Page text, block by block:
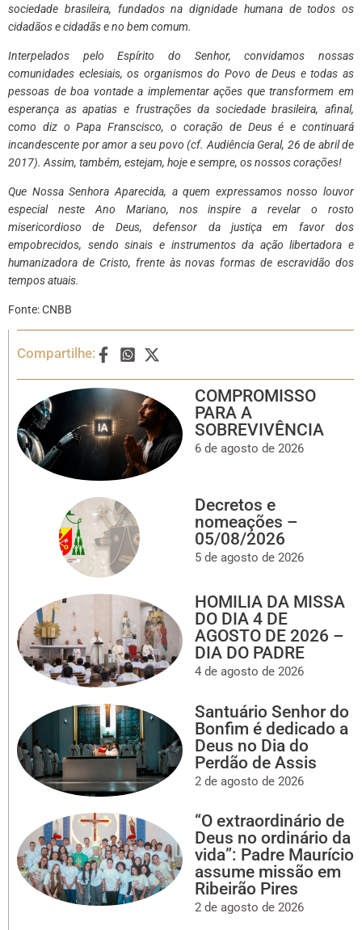
sociedade brasileira, fundados na dignidade humana de todos os
cidadãos e cidadãs e no bem comum.
Interpelados pelo Espírito do Senhor, convidamos nossas
comunidades eclesiais, os organismos do Povo de Deus e todas as
pessoas de boa vontade a implementar ações que transformem em
esperança as apatias e frustrações da sociedade brasileira, afinal,
como diz o Papa Franscisco, o coração de Deus é e continuará
incandescente por amor a seu povo (cf. Audiência Geral, 26 de abril de
2017). Assim, também, estejam, hoje e sempre, os nossos corações!
Que Nossa Senhora Aparecida, a quem expressamos nosso louvor
especial neste Ano Mariano, nos inspire a revelar o rosto
misericordioso de Deus, defensor da justiça em favor dos
empobrecidos, sendo sinais e instrumentos da ação libertadora e
humanizadora de Cristo, frente às novas formas de escravidão dos
tempos atuais.
Fonte: CNBB
Compartilhe:
COMPROMISSO
PARA A
SOBREVIVÊNCIA
6 de agosto de 2026
Decretos e
nomeações –
05/08/2026
5 de agosto de 2026
HOMILIA DA MISSA
DO DIA 4 DE
AGOSTO DE 2026 –
DIA DO PADRE
4 de agosto de 2026
Santuário Senhor do
Bonfim é dedicado a
Deus no Dia do
Perdão de Assis
2 de agosto de 2026
“O extraordinário de
Deus no ordinário da
vida”: Padre Maurício
assume missão em
Ribeirão Pires
2 de agosto de 2026